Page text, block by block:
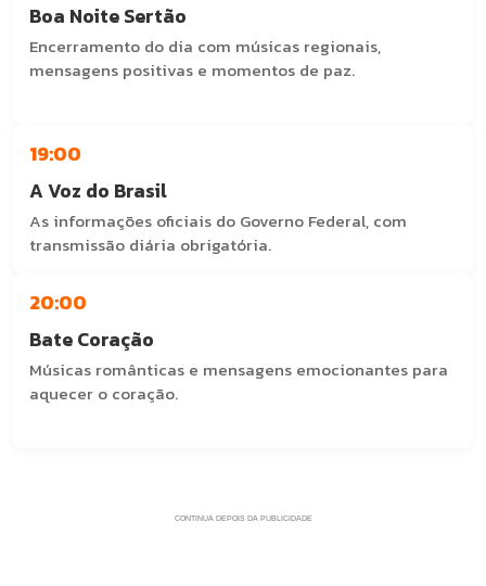
Boa Noite Sertão
Encerramento do dia com músicas regionais,
mensagens positivas e momentos de paz.
19:00
A Voz do Brasil
As informações oficiais do Governo Federal, com
transmissão diária obrigatória.
20:00
Bate Coração
Músicas românticas e mensagens emocionantes para
aquecer o coração.